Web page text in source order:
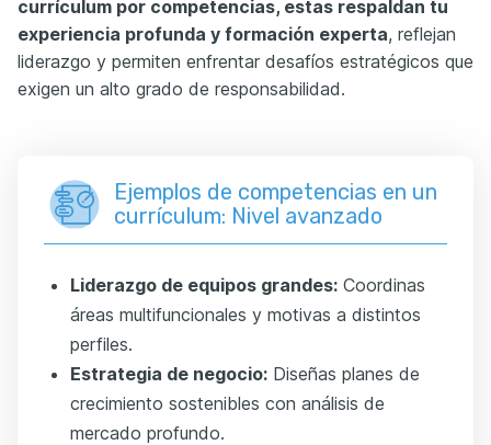
currículum por competencias, estas respaldan tu
experiencia profunda y formación experta, reflejan
liderazgo y permiten enfrentar desafíos estratégicos que
exigen un alto grado de responsabilidad.
Ejemplos de competencias en un
currículum: Nivel avanzado
Liderazgo de equipos grandes: Coordinas
áreas multifuncionales y motivas a distintos
perfiles.
Estrategia de negocio: Diseñas planes de
crecimiento sostenibles con análisis de
mercado profundo.